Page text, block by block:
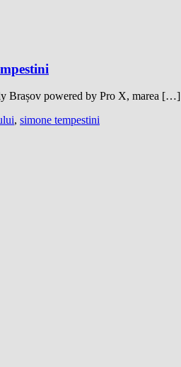
Brașov powered by Pro X, marea […]
, simone tempestini